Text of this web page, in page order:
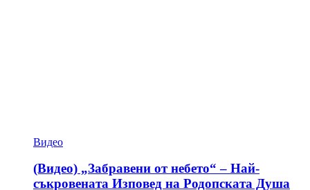
Видео
(Видео) „Забравени от небето“ – Най-
съкровената Изповед на Родопската Душа